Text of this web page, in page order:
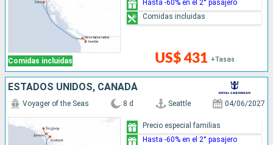
Comidas incluidas US$ 431 +Tasas
Hasta -60% en el 2° pasajero
Comidas incluidas
ESTADOS UNIDOS, CANADÁ
Voyager of the Seas 8 d Seattle 04/06/2027
Precio especial familias
Hasta -60% en el 2° pasajero